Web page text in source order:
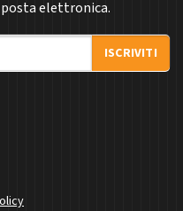
elettronica.
ISCRIVITI